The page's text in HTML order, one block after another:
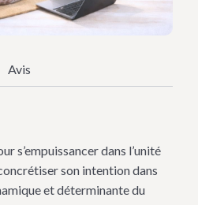
Avis
s’empuissancer dans l’unité
son intention dans
et déterminante du